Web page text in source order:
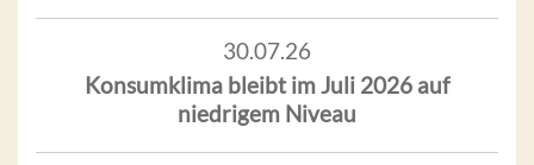
30.07.26
Konsumklima bleibt im Juli 2026 auf
niedrigem Niveau